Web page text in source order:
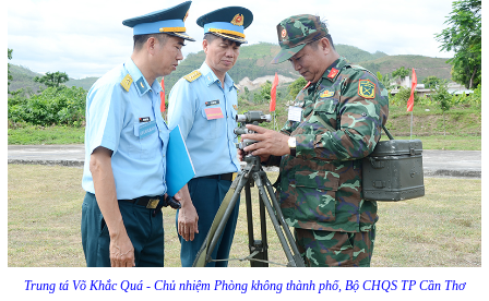
Trung tá Võ Khắc Quá - Chủ nhiệm Phòng không thành phố, Bộ CHQS TP Cần Thơ